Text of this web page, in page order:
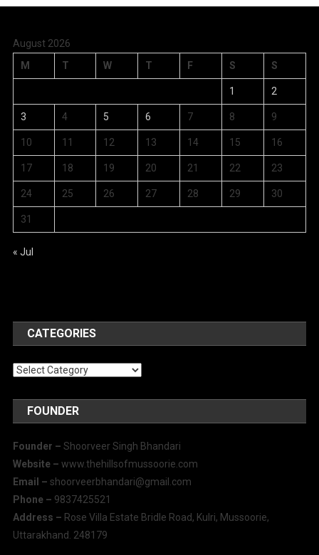
August 2026
M
T W T F S S
1 2
3 4 5 6 7 8 9
10 11 12 13 14 15 16
17 18 19 20 21 22 23
24 25 26 27 28 29 30
31
« Jul
CATEGORIES
Categories
FOUNDER
Founder – Shoorveer Singh Bhandari
Website – www.thehillsofmussoorie.com
Email – shoorveerbhandari@gmail.com
Phone – 9837425521
Address – Rose Villa Estate Bridle Road, Kulri, Mussoorie,
Uttarakhand. 248179